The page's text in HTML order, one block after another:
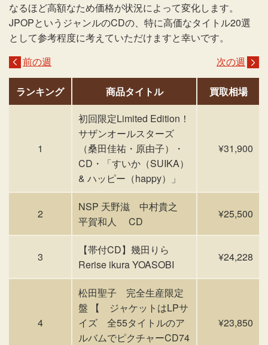
なるほど高額なため価格が状況によって変化します。
JPOPというジャンルのCDの、特に高価なタイトル20選
として参考程度に考えていただけますと幸いです。
前の週
次の週
ランキング 商品タイトル 買取相場
1
初回限定Limited Edition！
サザンオールスターズ
（桑田佳祐・原由子）・
CD・「すいか（SUIKA）
& ハッピー（happy）」
¥31,900
2
NSP 天野滋 中村貴之
平賀和人 CD
¥25,500
3
【帯付CD】幾田りら
Rerise ikura YOASOBI
¥24,228
4
松田聖子 完全生産限定
盤 【 ジャケットはLPサ
イズ 全55タイトルのア
ルバムでピクチャーCD74
¥23,850